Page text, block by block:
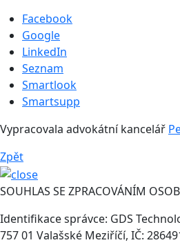
Facebook
Google
LinkedIn
Seznam
Smartlook
Smartsupp
Vypracovala advokátní kancelář
Zpět
SOUHLAS SE ZPRACOVÁNÍM
Identifikace správce: GDS
757 01 Valašské Meziříčí, IČ: